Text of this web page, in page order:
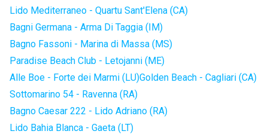
Lido Mediterraneo - Quartu Sant'Elena (CA)
Bagni Germana - Arma Di Taggia (IM)
Bagno Fassoni - Marina di Massa (MS)
Paradise Beach Club - Letojanni (ME)
Alle Boe - Forte dei Marmi (LU)Golden Beach - Cagliari (CA)
Sottomarino 54 - Ravenna (RA)
Bagno Caesar 222 - Lido Adriano (RA)
Lido Bahia Blanca - Gaeta (LT)